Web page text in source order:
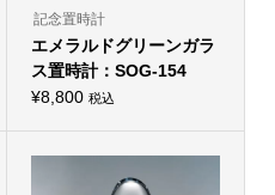
記念置時計
エメラルドグリーンガラ
ス置時計：SOG-154
¥8,800 税込